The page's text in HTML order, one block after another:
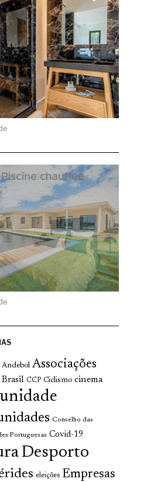
Andebol Associações
Brasil CCP Ciclismo cinema
Conselho das
Portuguesas Covid-19
Desporto
eleições Empresas